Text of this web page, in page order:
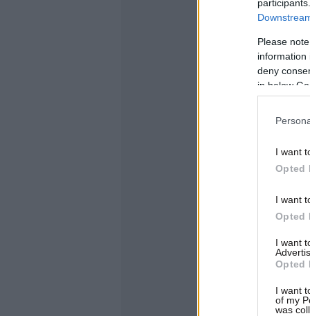
Please
information
deny
in below
I want
Opted
I want
Opted
I want
Opted
I want
of my
was